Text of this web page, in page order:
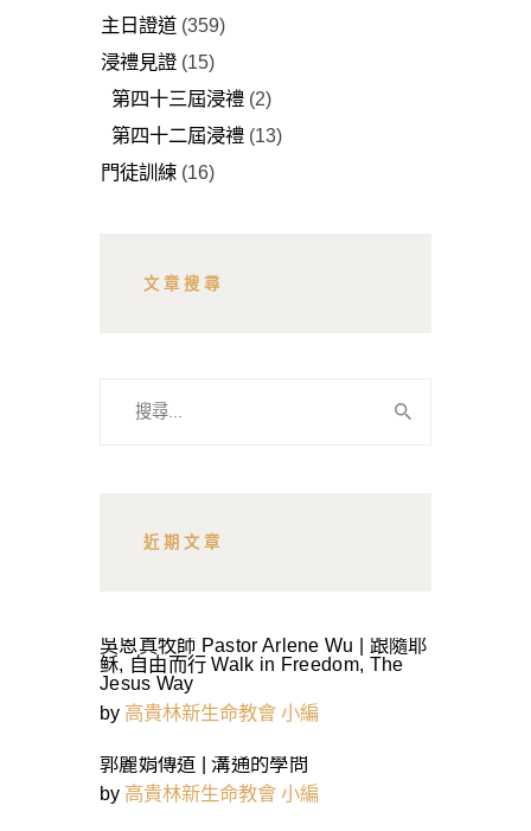
主日證道 (359)
浸禮見證 (15)
第四十三屆浸禮 (2)
第四十二屆浸禮 (13)
門徒訓練 (16)
文章搜尋
近期文章
吳恩真牧師 Pastor Arlene Wu | 跟隨耶
稣, 自由而行 Walk in Freedom, The
Jesus Way
by 高貴林新生命教會 小編
郭麗娟傳道 | 溝通的學問
by 高貴林新生命教會 小編